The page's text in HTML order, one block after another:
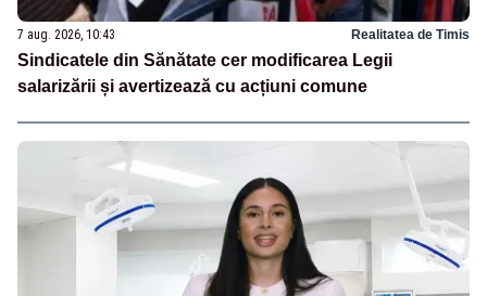
7 aug. 2026, 10:43 Realitatea de Timis
Sindicatele din Sănătate cer modificarea Legii
salarizării și avertizează cu acțiuni comune